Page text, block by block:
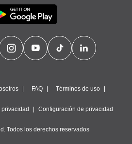
FAQ Términos de uso
privacidad Configuración de privacidad
Todos los derechos reservados